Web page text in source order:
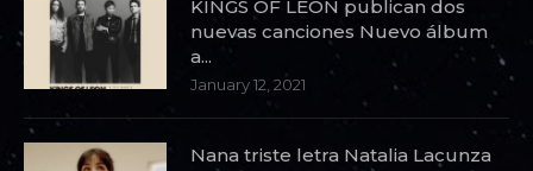
KINGS OF LEON publican dos
nuevas canciones Nuevo álbum
a...
January 12, 2021
Nana triste letra Natalia Lacunza